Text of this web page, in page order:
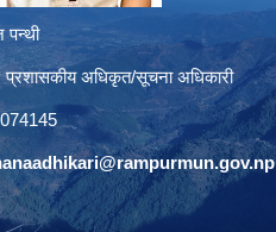
पन्थी
प्रशासकीय अधिकृत/सूचना अधिकारी